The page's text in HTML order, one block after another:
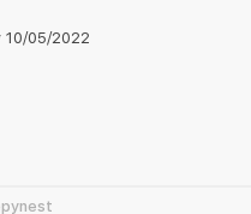
10/05/2022